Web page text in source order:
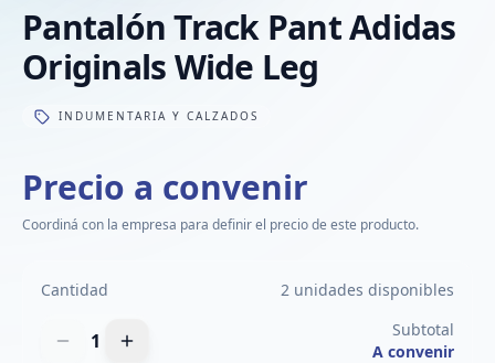
Pantalón Track Pant Adidas
Originals Wide Leg
INDUMENTARIA Y CALZADOS
Precio a convenir
Coordiná con la empresa para definir el precio de este producto.
Cantidad 2 unidades disponibles
1
Subtotal
A convenir